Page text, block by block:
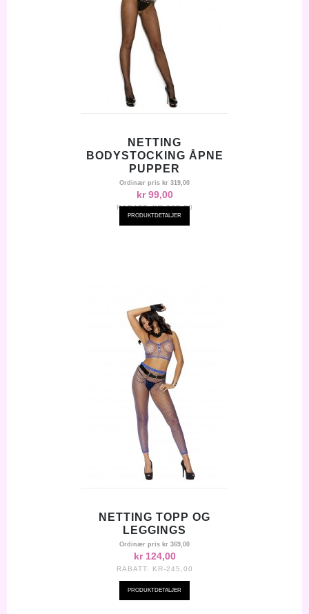
NETTING
BODYSTOCKING ÅPNE
PUPPER
Ordinær pris kr 319,00
kr 99,00
RABATT:KR-220,00
PRODUKTDETALJER
NETTING TOPP OG
LEGGINGS
Ordinær pris kr 369,00
kr 124,00
RABATT: KR-245,00
PRODUKTDETALJER